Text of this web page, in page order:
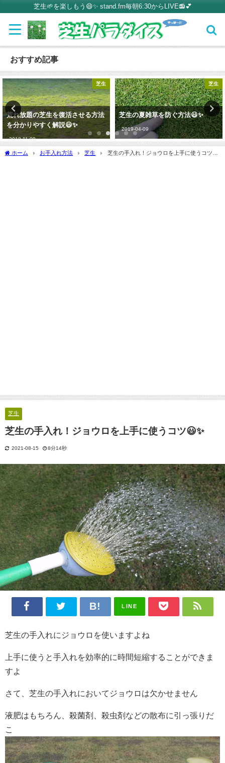
芝生🌱を楽しもう😄✨ stand.fm毎朝6:30からLIVE📻💕
おすすめ記事
芝生
芝生の夏雑草を防ぐ方法😃✨
2019-04-09
芝生
芝生の水やりは時間帯と頻度が大
切😃✨
2019-02-18
ホーム お手入れ方法 芝生
芝生の手入れ！ジョウロを上手に使うコツ😃
芝生
芝生の手入れ！ジョウロを上手に使うコツ😃✨
2021-08-15 8分14秒
LINE
芝生の手入れにジョウロを使いますよね
上手に使うと手入れを効率的に時間短縮することができま
すよ
さて、芝生の手入れにおいてジョウロは欠かせません
液肥はもちろん、殺菌剤、殺虫剤などの散布に引っ張りだ
こ